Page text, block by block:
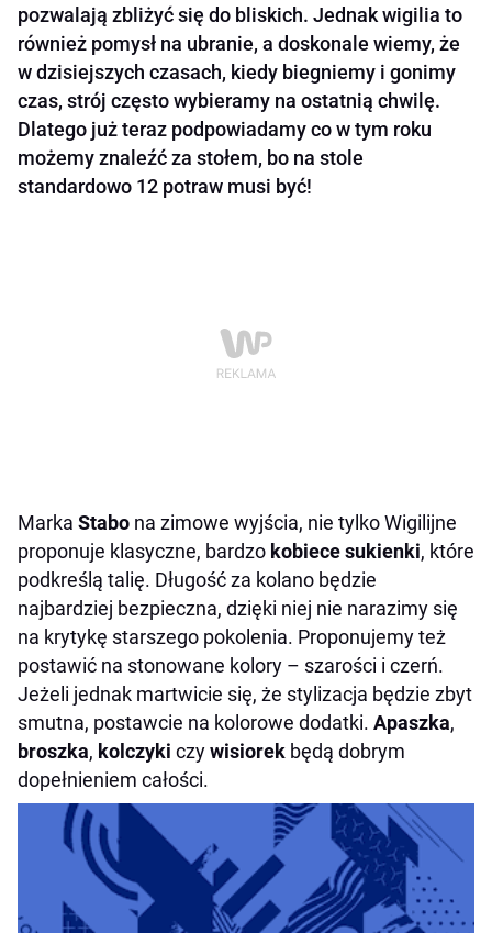
pozwalają zbliżyć się do bliskich. Jednak wigilia to
również pomysł na ubranie, a doskonale wiemy, że
w dzisiejszych czasach, kiedy biegniemy i gonimy
czas, strój często wybieramy na ostatnią chwilę.
Dlatego już teraz podpowiadamy co w tym roku
możemy znaleźć za stołem, bo na stole
standardowo 12 potraw musi być!
Marka Stabo na zimowe wyjścia, nie tylko Wigilijne
proponuje klasyczne, bardzo kobiece sukienki, które
podkreślą talię. Długość za kolano będzie
najbardziej bezpieczna, dzięki niej nie narazimy się
na krytykę starszego pokolenia. Proponujemy też
postawić na stonowane kolory – szarości i czerń.
Jeżeli jednak martwicie się, że stylizacja będzie zbyt
smutna, postawcie na kolorowe dodatki. Apaszka,
broszka, kolczyki czywisiorek będą dobrym
dopełnieniem całości.